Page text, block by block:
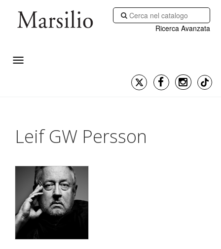
Ricerca Avanzata
Leif GW Persson